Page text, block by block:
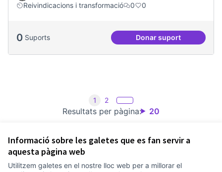
Informació sobre les galetes que es fan servir a
aquesta pàgina web
Utilitzem galetes en el nostre lloc web per a millorar el
Reivindicacions i transformació
0 0
0 Suports Donar suportJornades de Salut
Resultats per pàgina: 20
1 2
Termes i condicions d'ús